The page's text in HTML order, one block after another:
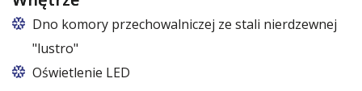
Dno komory przechowalniczej ze stali nierdzewnej
"lustro"
Oświetlenie LED